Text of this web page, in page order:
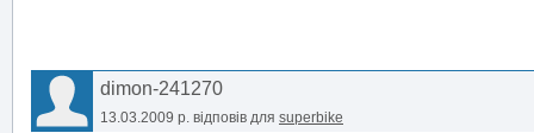
dimon-241270
13.03.2009 р. відповів для superbike